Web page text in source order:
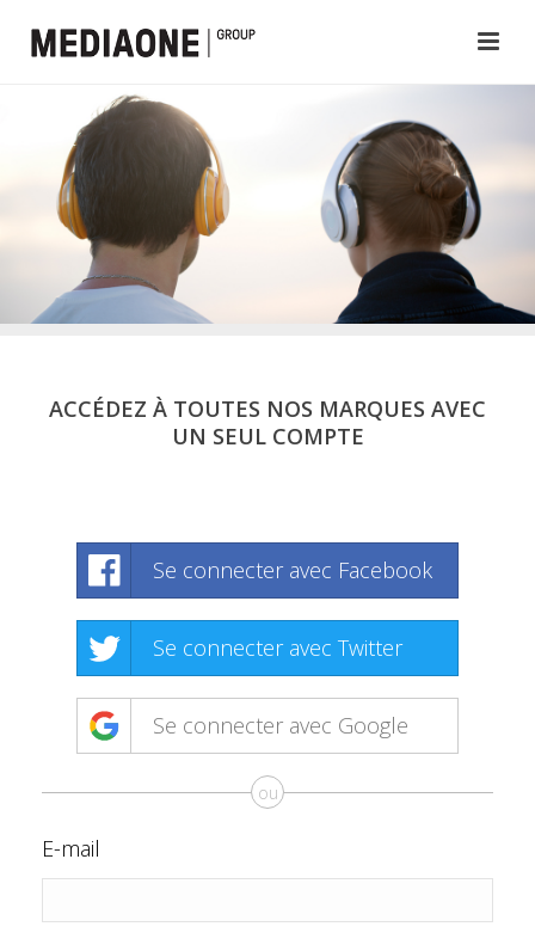
ACCÉDEZ À TOUTES NOS MARQUES AVEC
UN SEUL COMPTE
Se connecter avec Facebook
Se connecter avec Twitter
Se connecter avec Google
ou
E-mail